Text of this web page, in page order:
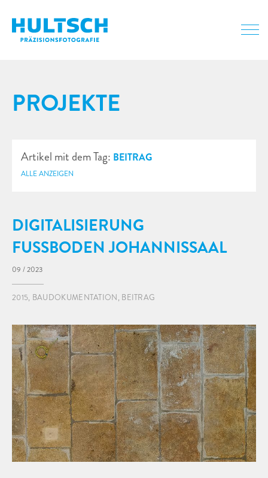
PROJEKTE
Artikel mit dem Tag: BEITRAG
ALLE ANZEIGEN
DIGITALISIERUNG
FUSSBODEN JOHANNISSAAL
09 / 2023
2015, BAUDOKUMENTATION, BEITRAG